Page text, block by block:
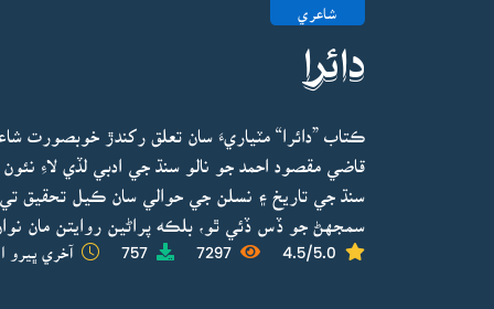
شاعري
دائرا
ڪتاب ”دائرا“ مٽياريءَ سان تعلق رکندڙ
قاضي مقصود احمد جو نالو سنڌ جي ادبي لڏي لاءِ
سنڌ جي تاريخ ۽ نسلن جي حوالي سان ڪيل تحقيق
سمجهڻ جو ڏس ڏئي ٿو، بلڪه پراڻين روايتن مان
4.5/5.0
7297
757 آخري ڀيرو